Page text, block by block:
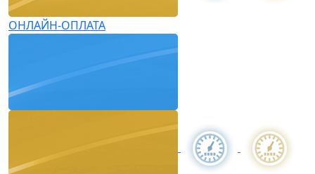
ОНЛАЙН-ОПЛАТА